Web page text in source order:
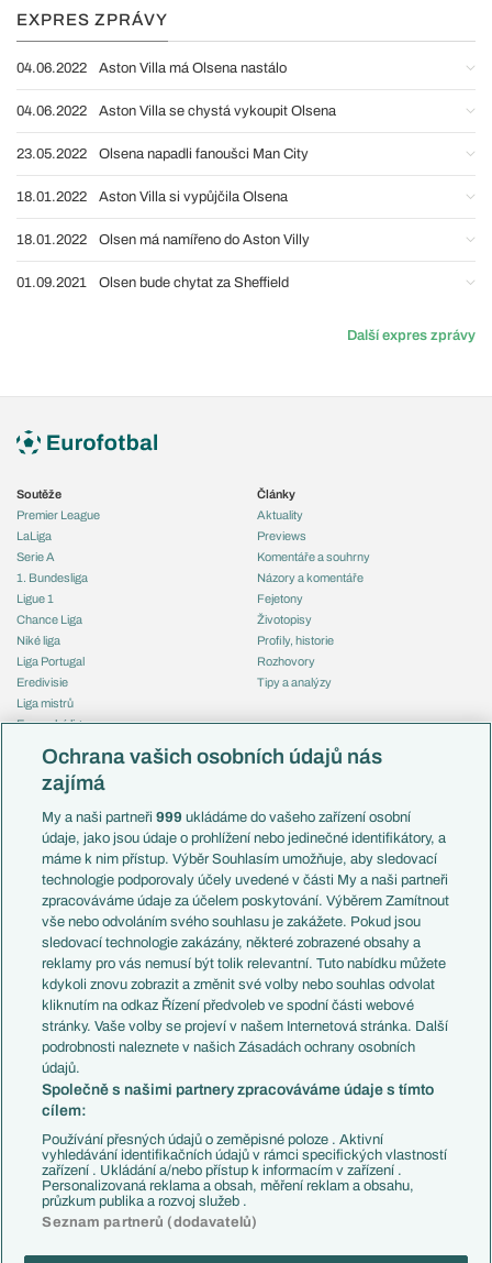
EXPRES ZPRÁVY
04.06.2022 Aston Villa má Olsena nastálo
04.06.2022 Aston Villa se chystá vykoupit Olsena
23.05.2022 Olsena napadli fanoušci Man City
18.01.2022 Aston Villa si vypůjčila Olsena
18.01.2022 Olsen má namířeno do Aston Villy
01.09.2021 Olsen bude chytat za Sheffield
Další expres zprávy
Soutěže
Premier League
LaLiga
Serie A
1. Bundesliga
Ligue 1
Chance Liga
Niké liga
Liga Portugal
Eredivisie
Liga mistrů
Evropská liga
Mistrovství světa
Liga národů
Témata
Představení týmů MS
EuroSkauting
PL v kostce
Evropské koeficienty
Přestupy
Přestupové spekulace
Zranění
Kluby
Arsenal FC
Chelsea FC
Manchester United
AC Milán
Juventus FC
Bayern Mnichov
FC Barcelona
Real Madrid
Články
Aktuality
Previews
Komentáře a souhrny
Názory a komentáře
Fejetony
Životopisy
Profily, historie
Rozhovory
Tipy a analýzy
Česko
Francie
Itálie
Německo
Španělsko
Argentina
Brazílie
Přestupy
Zápasy
Livescore
Tipovací soutěž
Ochrana vašich osobních údajů nás
zajímá
My a naši partneři999 ukládáme do vašeho zařízení osobní
údaje, jako jsou údaje o prohlížení nebo jedinečné identifikátory, a
máme k nim přístup. Výběr Souhlasím umožňuje, aby sledovací
technologie podporovaly účely uvedené v části My a naši partneři
zpracováváme údaje za účelem poskytování. Výběrem Zamítnout
vše nebo odvoláním svého souhlasu je zakážete. Pokud jsou
sledovací technologie zakázány, některé zobrazené obsahy a
reklamy pro vás nemusí být tolik relevantní. Tuto nabídku můžete
kdykoli znovu zobrazit a změnit své volby nebo souhlas odvolat
kliknutím na odkaz Řízení předvoleb ve spodní části webové
stránky. Vaše volby se projeví v našem Internetová stránka. Další
podrobnosti naleznete v našich Zásadách ochrany osobních
údajů.
Společně s našimi partnery zpracováváme údaje s tímto
cílem:
Používání přesných údajů o zeměpisné poloze . Aktivní
vyhledávání identifikačních údajů v rámci specifických vlastností
zařízení . Ukládání a/nebo přístup k informacím v zařízení .
Personalizovaná reklama a obsah, měření reklam a obsahu,
průzkum publika a rozvoj služeb .
Seznam partnerů (dodavatelů)